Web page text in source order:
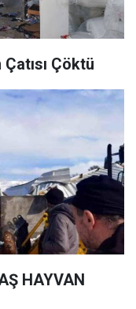
Çöktü
HAYVAN